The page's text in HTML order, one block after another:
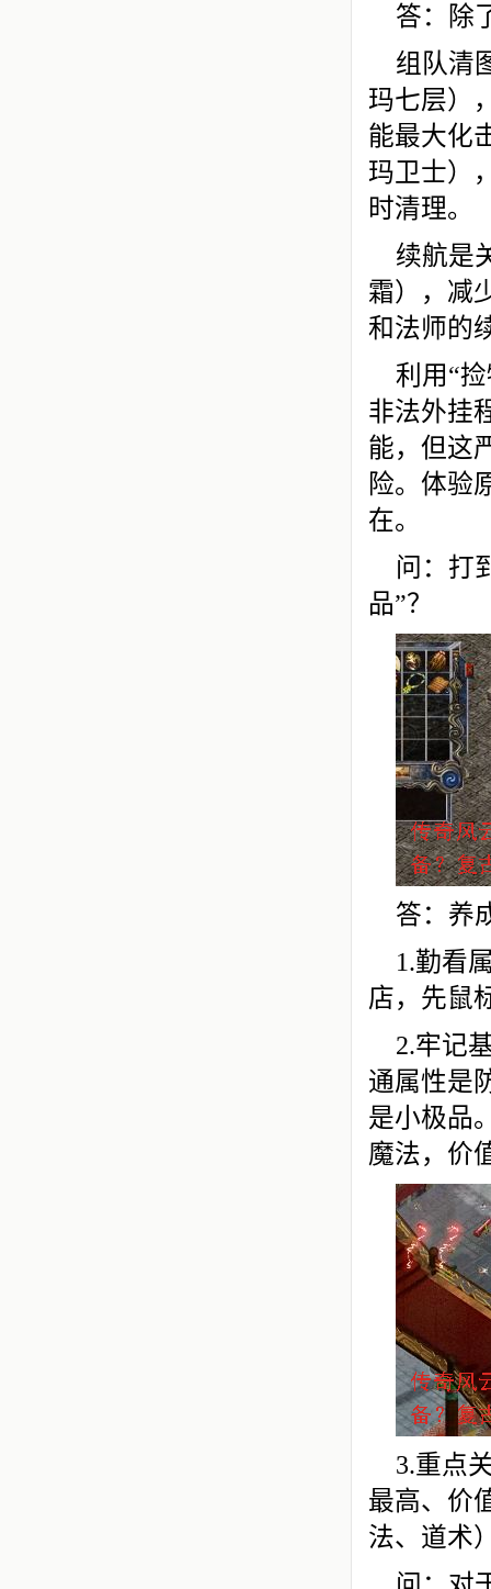
答：除
组队清
玛七层）
能最大化
玛卫士）
时清理。
续航是
霜），减
和法师的
利用“
非法外挂
能，但这
险。体验
在。
问：打
品”？
答：养
1.勤看
店，先鼠
2.牢记
通属性是
是小极品
魔法，价
3.重点
最高、价
法、道术